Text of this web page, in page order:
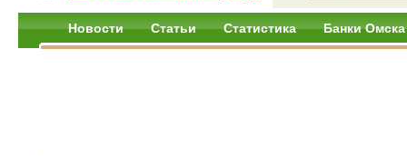
Новости Статьи Статистика Банки Омска